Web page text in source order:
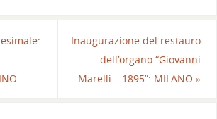
Inaugurazione del restauro
dell’organo “Giovanni
Marelli – 1895”: MILANO»